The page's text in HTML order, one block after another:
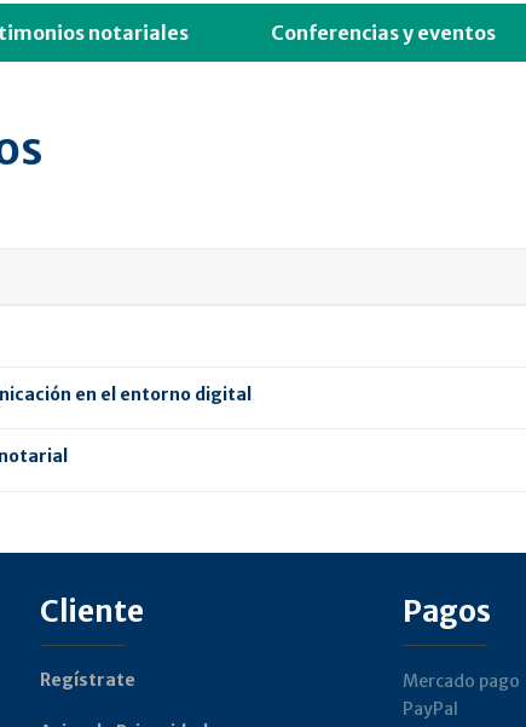
notariales Conferencias y eventos
en el entorno digital
Cliente
Regístrate
Pagos
Mercado pago
PayPal